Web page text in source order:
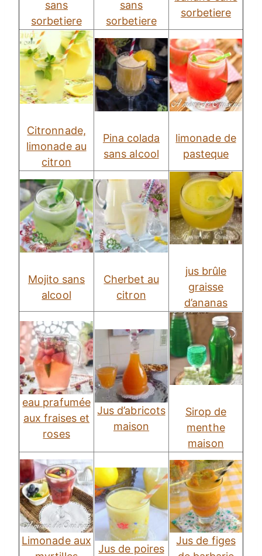
sans
sorbetiere
sans
sorbetiere
sorbetiere
Citronnade,
limonade au
citron
Pina colada
sans alcool
limonade de
pasteque
Mojito sans
alcool
Cherbet au
citron
jus brûle
graisse
d’ananas
eau prafumée
aux fraises et
roses
Jus d’abricots
maison
Sirop de
menthe
maison
Limonade aux
Jus de poires
Jus de figes